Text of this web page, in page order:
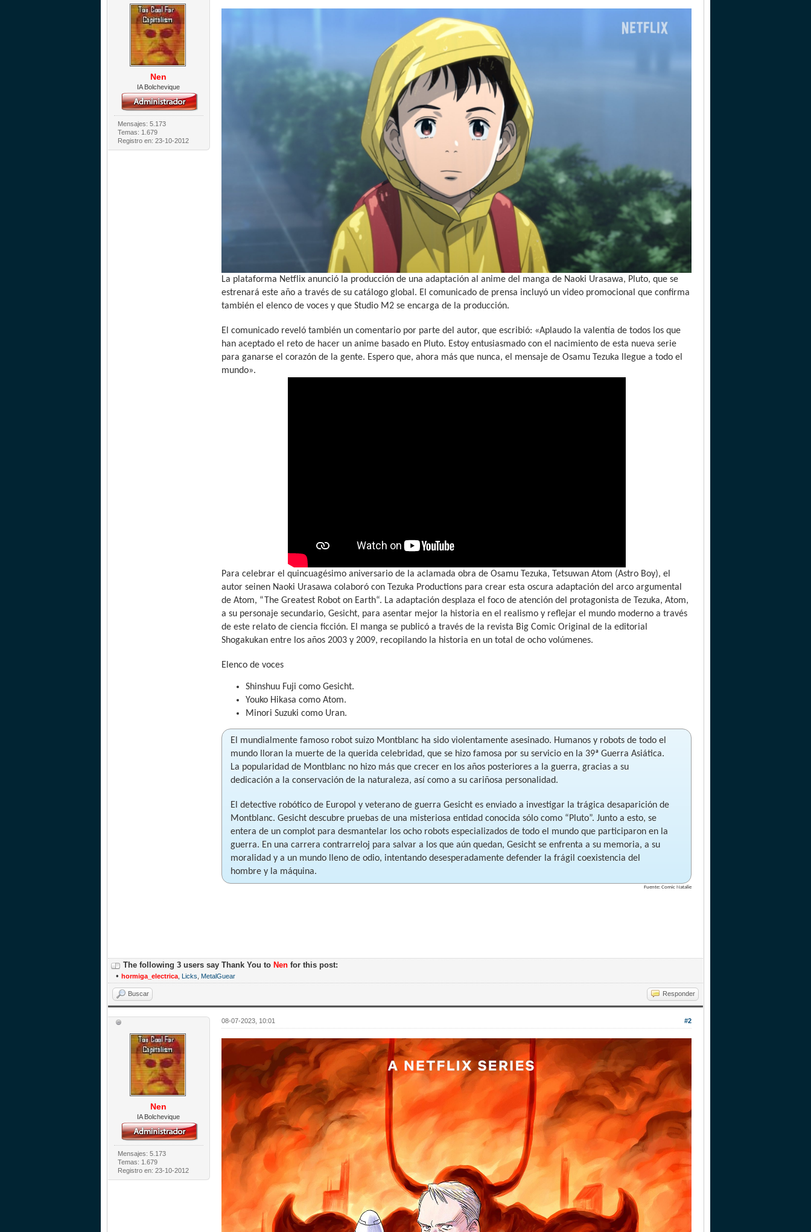
Nen
IA Bolchevique
Mensajes: 5.173
Temas: 1.679
Registro en: 23-10-2012
La plataforma Netflix anunció la producción de una adaptación al anime del manga de Naoki Urasawa, Pluto, que se
estrenará este año a través de su catálogo global. El comunicado de prensa incluyó un video promocional que confirma
también el elenco de voces y que Studio M2 se encarga de la producción.
El comunicado reveló también un comentario por parte del autor, que escribió: «Aplaudo la valentía de todos los que
han aceptado el reto de hacer un anime basado en Pluto. Estoy entusiasmado con el nacimiento de esta nueva serie
para ganarse el corazón de la gente. Espero que, ahora más que nunca, el mensaje de Osamu Tezuka llegue a todo el
mundo».
Para celebrar el quincuagésimo aniversario de la aclamada obra de Osamu Tezuka, Tetsuwan Atom (Astro Boy), el
autor seinen Naoki Urasawa colaboró con Tezuka Productions para crear esta oscura adaptación del arco argumental
de Atom, “The Greatest Robot on Earth“. La adaptación desplaza el foco de atención del protagonista de Tezuka, Atom,
a su personaje secundario, Gesicht, para asentar mejor la historia en el realismo y reflejar el mundo moderno a través
de este relato de ciencia ficción. El manga se publicó a través de la revista Big Comic Original de la editorial
Shogakukan entre los años 2003 y 2009, recopilando la historia en un total de ocho volúmenes.
Elenco de voces
Shinshuu Fuji como Gesicht.
Youko Hikasa como Atom.
Minori Suzuki como Uran.
El mundialmente famoso robot suizo Montblanc ha sido violentamente asesinado. Humanos y robots de todo el
mundo lloran la muerte de la querida celebridad, que se hizo famosa por su servicio en la 39ª Guerra Asiática.
La popularidad de Montblanc no hizo más que crecer en los años posteriores a la guerra, gracias a su
dedicación a la conservación de la naturaleza, así como a su cariñosa personalidad.
El detective robótico de Europol y veterano de guerra Gesicht es enviado a investigar la trágica desaparición de
Montblanc. Gesicht descubre pruebas de una misteriosa entidad conocida sólo como “Pluto”. Junto a esto, se
entera de un complot para desmantelar los ocho robots especializados de todo el mundo que participaron en la
guerra. En una carrera contrarreloj para salvar a los que aún quedan, Gesicht se enfrenta a su memoria, a su
moralidad y a un mundo lleno de odio, intentando desesperadamente defender la frágil coexistencia del
hombre y la máquina.
Fuente: Comic Natalie
The following 3 users say Thank You to Nen for this post:
• hormiga_electrica Licks MetalGuear
Buscar Responder
Nen
IA Bolchevique
Mensajes: 5.173
Temas: 1.679
Registro en: 23-10-2012
#2
08-07-2023, 10:01